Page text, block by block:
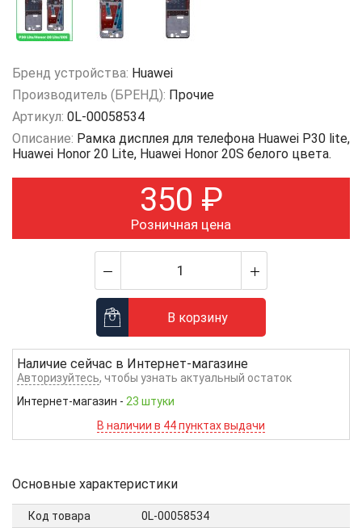
Бренд устройства: Huawei
Производитель (БРЕНД): Прочие
Артикул: 0L-00058534
Описание: Рамка дисплея для телефона Huawei P30 lite,
Huawei Honor 20 Lite, Huawei Honor 20S белого цвета.
350 ₽
Розничная цена
В корзину
Наличие сейчас в Интернет-магазине
Авторизуйтесь, чтобы узнать актуальный остаток
Интернет-магазин - 23 штуки
В наличии в 44 пунктах выдачи
Основные характеристики
Код товара
0L-00058534